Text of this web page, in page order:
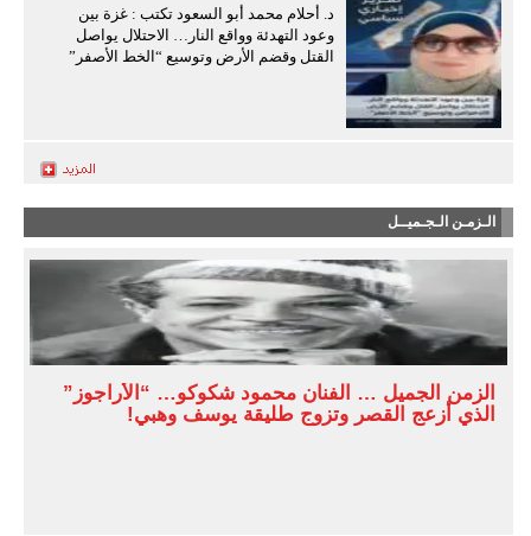
د. أحلام محمد أبو السعود تكتب : غزة بين
وعود التهدئة وواقع النار… الاحتلال يواصل
القتل وقضم الأرض وتوسيع “الخط الأصفر”
الـزمـن الـجـميــل
الزمن الجميل … الفنان محمود شكوكو… “الأراجوز”
الذي أزعج القصر وتزوج طليقة يوسف وهبي!